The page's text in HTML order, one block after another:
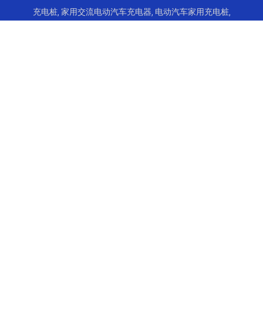
充电桩, 家用交流电动汽车充电器, 电动汽车家用充电桩,